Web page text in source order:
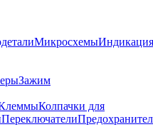
МикросхемыИндикация
Зажим
Колпачки для
Переключатели